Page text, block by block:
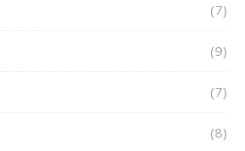
(7)
(9)
(7)
(8)